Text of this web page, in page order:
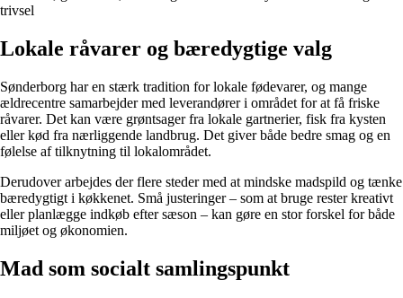
trivsel
Lokale råvarer og bæredygtige valg
Sønderborg har en stærk tradition for lokale fødevarer, og mange
ældrecentre samarbejder med leverandører i området for at få friske
råvarer. Det kan være grøntsager fra lokale gartnerier, fisk fra kysten
eller kød fra nærliggende landbrug. Det giver både bedre smag og en
følelse af tilknytning til lokalområdet.
Derudover arbejdes der flere steder med at mindske madspild og tænke
bæredygtigt i køkkenet. Små justeringer – som at bruge rester kreativt
eller planlægge indkøb efter sæson – kan gøre en stor forskel for både
miljøet og økonomien.
Mad som socialt samlingspunkt